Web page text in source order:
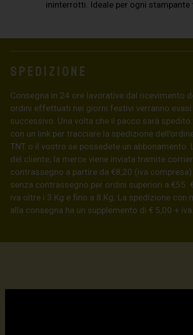
ininterrotti. Ideale per ogni stampante
Spedizione
Consegna in 24 ore lavorative dal ricevimento
ordini effettuati nei giorni festivi verranno
successivo. Una volta che il pacco sarà
con un link per tracciare la spedizione
TNT o il vostro se possedete un
del cliente; la merce viene inviata tramite
contrassegno a partire da €8,20 (iva
senza contrassegno per ordini superiori a €55:
iva oltre i 3 Kg e fino a 8 Kg. La spedizione
alla consegna ha un supplemento di € 5,00 + iva.